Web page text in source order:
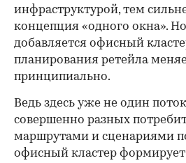
инфраструктурой, тем
концепция «одного окна».
добавляется офисный
планирования ретейла
принципиально.
Ведь здесь уже не один
совершенно разных
маршрутами и сценариями
офисный кластер